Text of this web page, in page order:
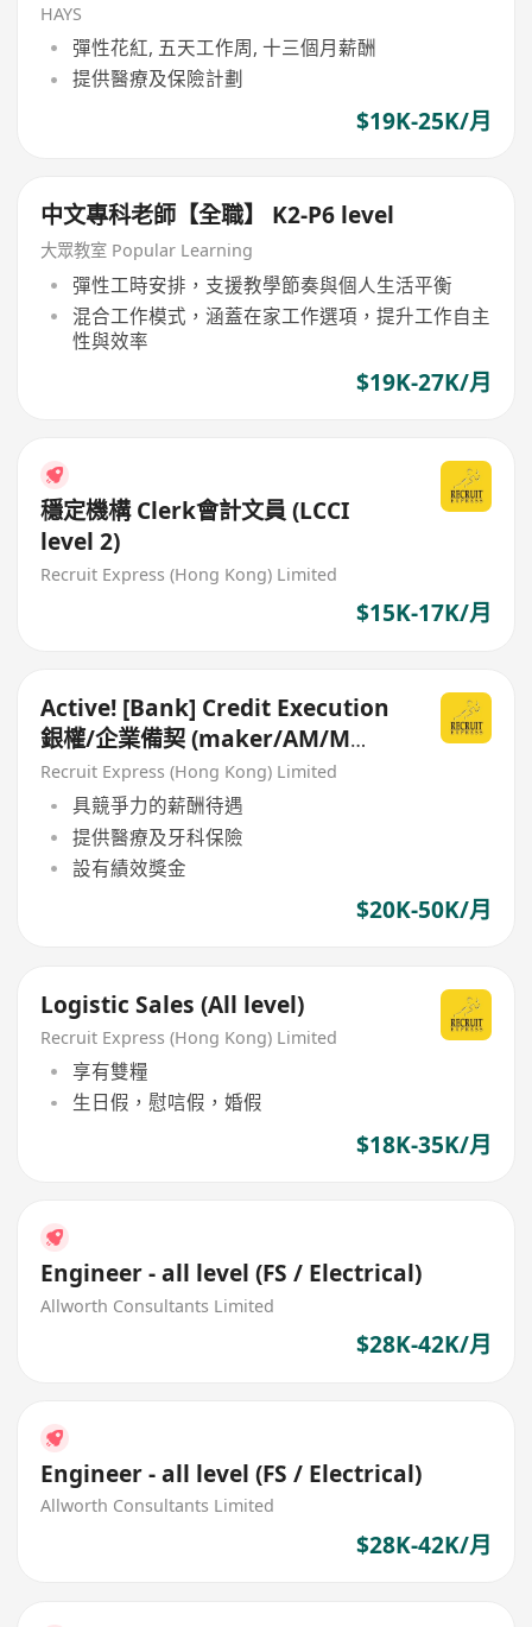
HAYS
彈性花紅, 五天工作周, 十三個月薪酬
提供醫療及保險計劃
$19K-25K/月
中文專科老師【全職】 K2-P6 level
大眾教室 Popular Learning
彈性工時安排，支援教學節奏與個人生活平衡
混合工作模式，涵蓋在家工作選項，提升工作自主
性與效率
$19K-27K/月
穩定機構 Clerk會計文員 (LCCI
level 2)
Recruit Express (Hong Kong) Limited
$15K-17K/月
Active! [Bank] Credit Execution
銀權/企業備契 (maker/AM/M
Level)
Recruit Express (Hong Kong) Limited
具競爭力的薪酬待遇
提供醫療及牙科保險
設有績效獎金
$20K-50K/月
Logistic Sales (All level)
Recruit Express (Hong Kong) Limited
享有雙糧
生日假，慰唁假，婚假
$18K-35K/月
Engineer - all level (FS / Electrical)
Allworth Consultants Limited
$28K-42K/月
Engineer - all level (FS / Electrical)
Allworth Consultants Limited
$28K-42K/月